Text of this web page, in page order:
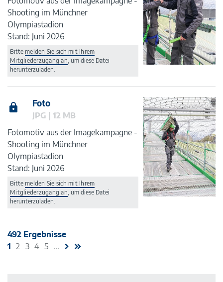
Shooting im Münchner
Olympiastadion
Stand: Juni 2026
Bitte melden Sie sich mit Ihrem
Mitgliederzugang an, um diese Datei
herunterzuladen.
Foto
JPG | 12 MB
Fotomotiv aus der Imagekampagne -
Shooting im Münchner
Olympiastadion
Stand: Juni 2026
Bitte melden Sie sich mit Ihrem
Mitgliederzugang an, um diese Datei
herunterzuladen.
492 Ergebnisse
1 2 3 4 5 ...